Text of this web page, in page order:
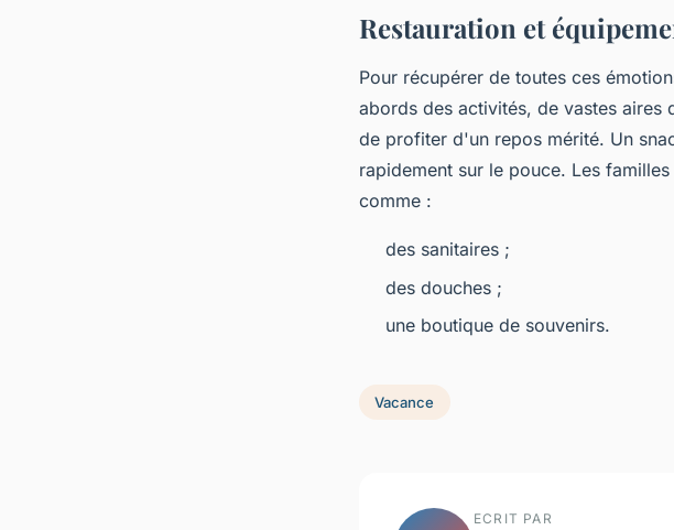
Restauration et
Pour récupérer de toutes ces
abords des activités, de vastes aires
de profiter d'un repos mérité. Un
rapidement sur le pouce. Les
comme :
des sanitaires ;
des douches ;
une boutique de souvenirs.
Vacance
ECRIT PAR